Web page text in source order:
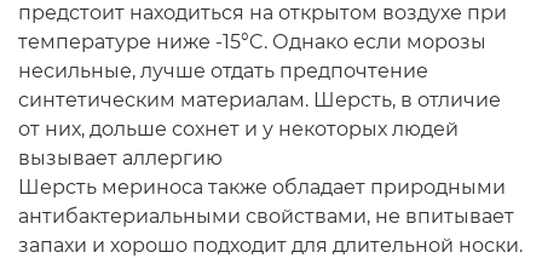
предстоит находиться на открытом воздухе при
температуре ниже -15°C. Однако если морозы
несильные, лучше отдать предпочтение
синтетическим материалам. Шерсть, в отличие
от них, дольше сохнет и у некоторых людей
вызывает аллергию
Шерсть мериноса также обладает природными
антибактериальными свойствами, не впитывает
запахи и хорошо подходит для длительной носки.